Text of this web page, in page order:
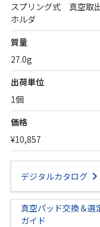
スプリング式 真空
ホルダ
質量
27.0g
出荷単位
1個
価格
¥10,857
デジタルカタログ
真空パッド交換＆選
ガイド